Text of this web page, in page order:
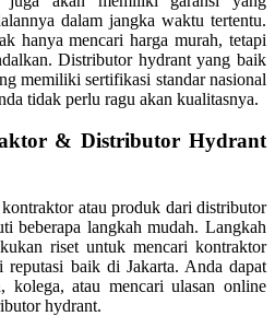
dalam jangka waktu tertentu.
hanya mencari harga murah, tetapi
Distributor hydrant yang baik
memiliki sertifikasi standar nasional
tidak perlu ragu akan kualitasnya.
& Distributor Hydrant
atau produk dari distributor
beberapa langkah mudah. Langkah
riset untuk mencari kontraktor
baik di Jakarta. Anda dapat
kolega, atau mencari ulasan online
hydrant.